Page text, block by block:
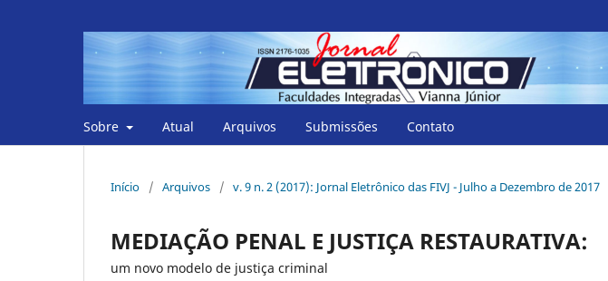
Sobre Atual Arquivos Submissões Contato
Início / Arquivos / v. 9 n. 2 (2017): Jornal Eletrônico das FIVJ - Julho a Dezembro de 2017
MEDIAÇÃO PENAL E JUSTIÇA RESTAURATIVA:
um novo modelo de justiça criminal